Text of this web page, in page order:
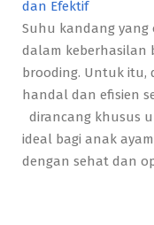
dan Efektif
Suhu kandang
dalam keberhasilan
brooding. Untuk itu,
handal dan efisien
dirancang khusus
ideal bagi anak
dengan sehat dan